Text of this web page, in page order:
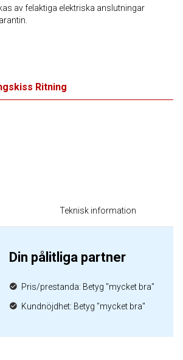
av felaktiga elektriska anslutningar
Ritning
Teknisk information
Din pålitliga partner
Pris/prestanda: Betyg "mycket bra"
Kundnöjdhet: Betyg "mycket bra"